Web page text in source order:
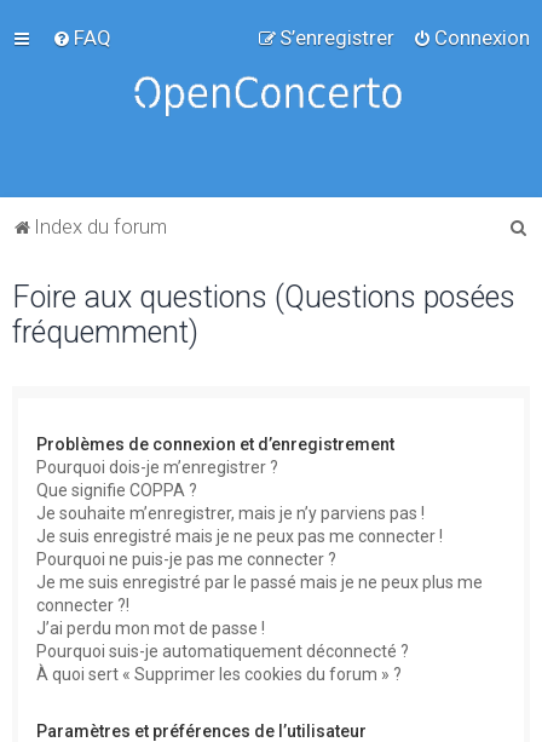
FAQ Connexion
S’enregistrer
Index du forum
Foire aux questions (Questions posées
fréquemment)
Problèmes de connexion et d’enregistrement
Pourquoi dois-je m’enregistrer ?
Que signifie COPPA ?
Je souhaite m’enregistrer, mais je n’y parviens pas !
Je suis enregistré mais je ne peux pas me connecter !
Pourquoi ne puis-je pas me connecter ?
Je me suis enregistré par le passé mais je ne peux plus me
connecter ?!
J’ai perdu mon mot de passe !
Pourquoi suis-je automatiquement déconnecté ?
À quoi sert « Supprimer les cookies du forum » ?
Paramètres et préférences de l’utilisateur